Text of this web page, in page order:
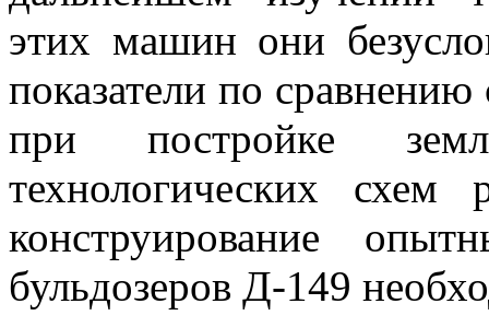
этих машин они
показатели по
при постройке
технологических
конструирование
бульдозеров Д-149